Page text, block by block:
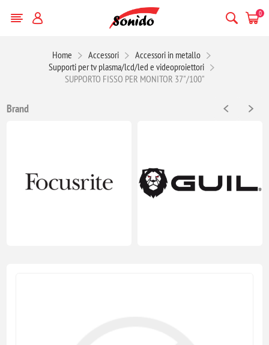
0
Home Accessori
Accessori in metallo
Supporti per tv plasma/lcd/led e videoproiettori
SUPPORTO FISSO PER MONITOR 37"/100"
Brand